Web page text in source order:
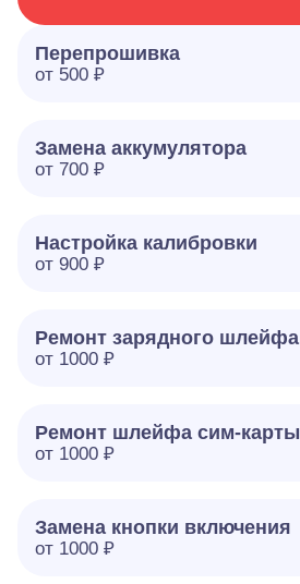
Перепрошивка
от 500 ₽
Замена аккумулятора
от 700 ₽
Настройка калибровки
от 900 ₽
Ремонт зарядного шлейфа
от 1000 ₽
Ремонт шлейфа сим-карты
от 1000 ₽
Замена кнопки включения
от 1000 ₽